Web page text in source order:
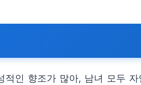
인 향조가 많아, 남녀 모두